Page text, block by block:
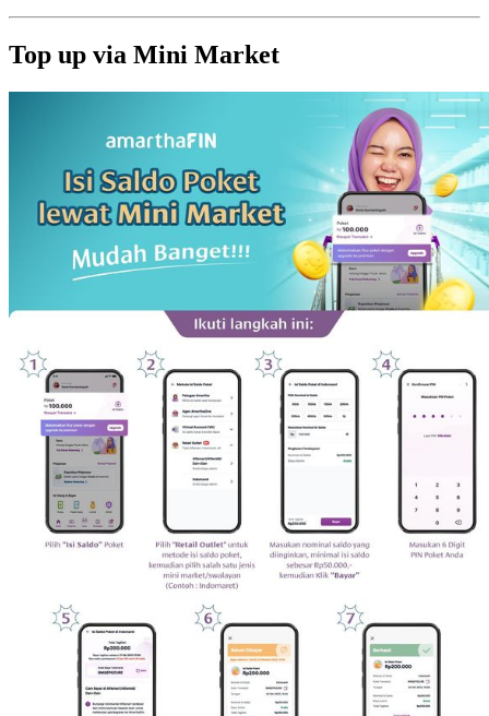
Top up via Mini Market